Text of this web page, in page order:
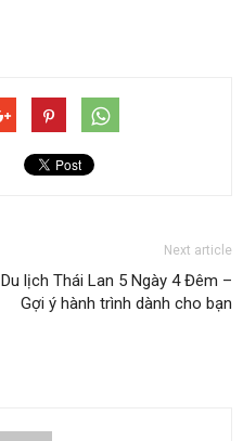
Next article
Du lịch Thái Lan 5 Ngày 4 Đêm –
Gợi ý hành trình dành cho bạn